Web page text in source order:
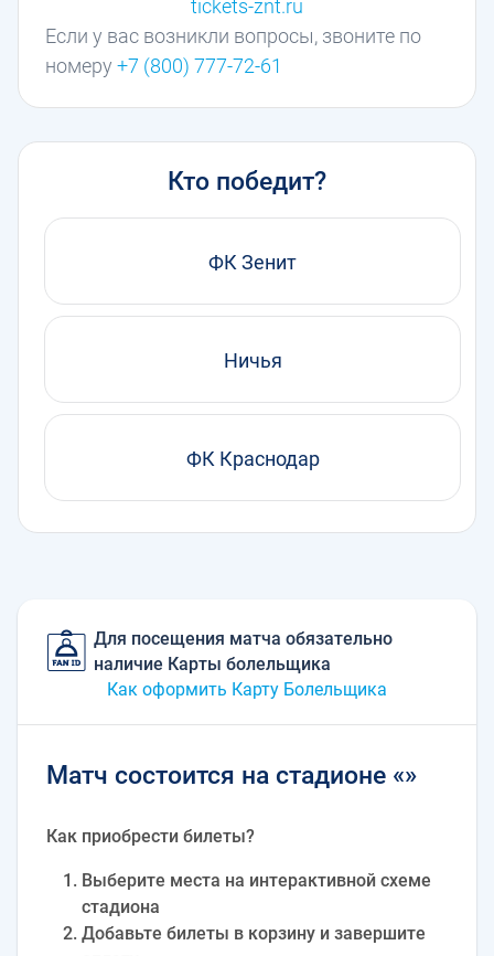
Если у вас возникли вопросы, звоните по
номеру+7 (800) 777-72-61
tickets-znt.ru
Кто победит?
ФК Зенит
Ничья
ФК Краснодар
Для посещения матча обязательно
наличие Карты болельщика
Как оформить Карту Болельщика
Матч состоится на стадионе «»
Как приобрести билеты?
Выберите места на интерактивной схеме
стадиона
Добавьте билеты в корзину и завершите